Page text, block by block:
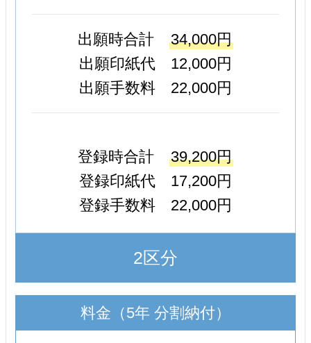
出願時合計 34,000円
出願印紙代 12,000円
出願手数料 22,000円
登録時合計 39,200円
登録印紙代 17,200円
登録手数料 22,000円
2区分
料金（5年 分割納付）